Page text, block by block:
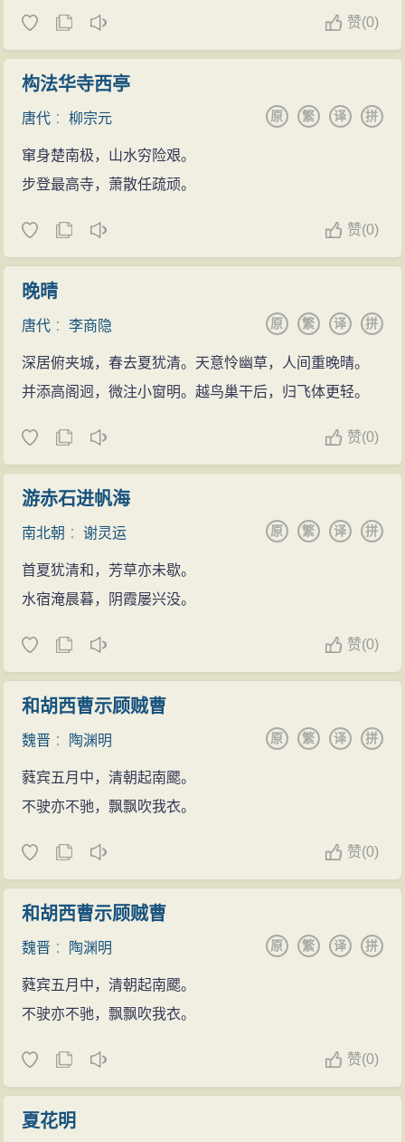
赞(0)
构法华寺西亭
唐代 ：柳宗元 拼
译
繁
原
窜身楚南极，山水穷险艰。
步登最高寺，萧散任疏顽。
赞(0)
晚晴
唐代 ：李商隐 拼
译
繁
原
深居俯夹城，春去夏犹清。天意怜幽草，人间重晚晴。
并添高阁迥，微注小窗明。越鸟巢干后，归飞体更轻。
赞(0)
游赤石进帆海
南北朝 ：谢灵运 拼
译
繁
原
首夏犹清和，芳草亦未歇。
水宿淹晨暮，阴霞屡兴没。
赞(0)
和胡西曹示顾贼曹
魏晋 ： 陶渊明 拼
译
繁
原
蕤宾五月中，清朝起南颸。
不驶亦不驰，飘飘吹我衣。
赞(0)
和胡西曹示顾贼曹
魏晋 ： 陶渊明 拼
译
繁
原
蕤宾五月中，清朝起南颸。
不驶亦不驰，飘飘吹我衣。
赞(0)
夏花明